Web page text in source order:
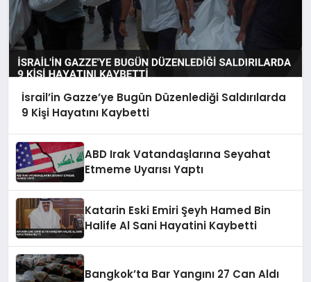
İsrail’in Gazze’ye Bugün Düzenlediği Saldırılarda
9 Kişi Hayatını Kaybetti
ABD Irak Vatandaşlarına Seyahat
Etmeme Uyarısı Yaptı
Katarin Eski Emiri Şeyh Hamed Bin
Halife Al Sani Hayatini Kaybetti
Bangkok’ta Bar Yangını 27 Can Aldı